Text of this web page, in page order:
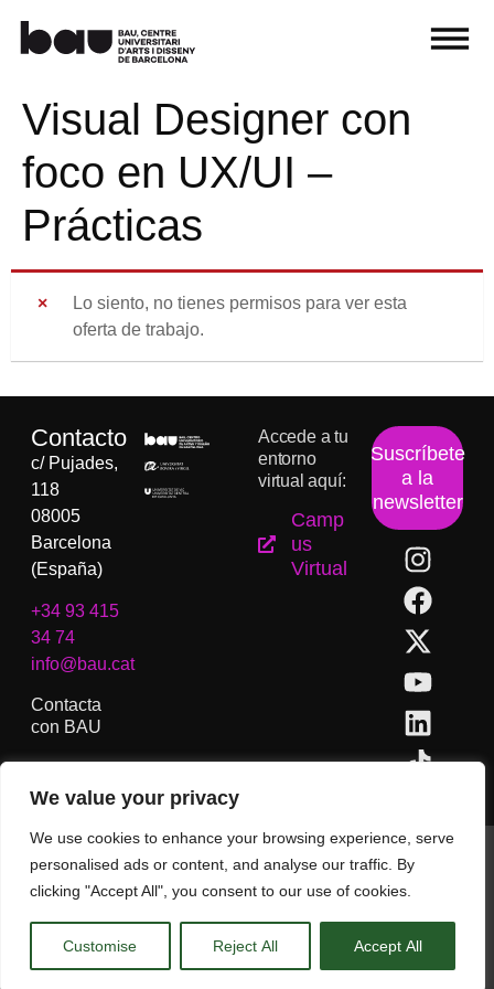
We value your privacy
We use cookies to enhance your browsing experience, serve
personalised ads or content, and analyse our traffic. By
clicking "Accept All", you consent to our use of cookies.
Customise Reject All Accept All
Visual Designer con
foco en UX/UI –
Prácticas
Lo siento, no tienes permisos para ver esta
oferta de trabajo.
Contacto
c/ Pujades,
118
08005
Barcelona
(España)
+34 93 415
34 74
info@bau.cat
Contacta
con BAU
Accede a tu
entorno
virtual aquí:
Camp
us
Virtual
Suscríbete
a la
newsletter
BAU, Centro Universitario de Artes y Diseño de Barcelona.
Copyright © Todos los derechos reservados.
Aviso Legal
ES EN